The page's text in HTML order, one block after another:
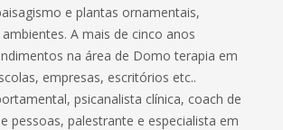
e plantas ornamentais,
A mais de cinco anos
na área de Domo terapia em
empresas, escritórios etc..
psicanalista clínica, coach de
pessoas, palestrante e especialista em